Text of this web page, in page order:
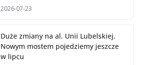
2026-07-23
Duże zmiany na al. Unii Lubelskiej.
Nowym mostem pojedziemy jeszcze
w lipcu